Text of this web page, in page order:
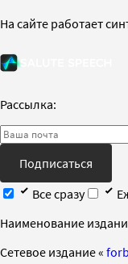
На сайте работает
Рассылка:
Подписаться
Все сразу
Наименование
Cетевое издание «